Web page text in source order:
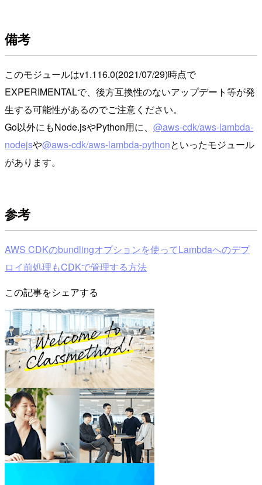
備考
このモジュールはv1.116.0(2021/07/29)時点で
EXPERIMENTALで、後方互換性のないアップデート等が発
生する可能性があるのでご注意ください。
Go以外にもNode.jsやPython用に、 @aws-cdk/aws-lambda-
nodejsや@aws-cdk/aws-lambda-pythonといったモジュール
があります。
参考
AWS CDKのbundlingオプションを使ってLambdaへのデプ
ロイ前処理もCDKで管理する方法
この記事をシェアする